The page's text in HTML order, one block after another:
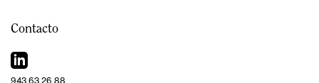
Contacto
943 63 26 88